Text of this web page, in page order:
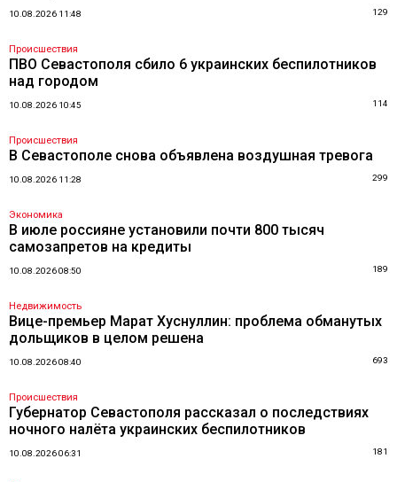
10.08.2026 11:48 129
Происшествия
ПВО Севастополя сбило 6 украинских беспилотников
над городом
10.08.2026 10:45 114
Происшествия
В Севастополе снова объявлена воздушная тревога
10.08.2026 11:28 299
Экономика
В июле россияне установили почти 800 тысяч
самозапретов на кредиты
10.08.2026 08:50 189
Недвижимость
Вице-премьер Марат Хуснуллин: проблема обманутых
дольщиков в целом решена
10.08.2026 08:40 693
Происшествия
Губернатор Севастополя рассказал о последствиях
ночного налёта украинских беспилотников
10.08.2026 06:31 181